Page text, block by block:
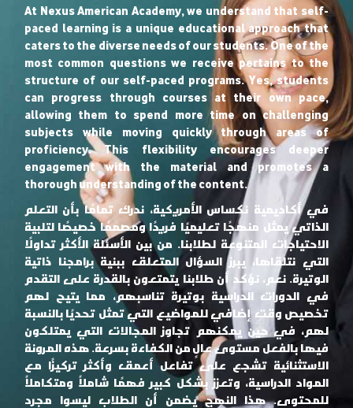
At Nexus American Academy, we understand that self-
paced learning is a unique educational approach that
caters to the diverse needs of our students. One of the
most common questions we receive pertains to the
structure of our self-paced programs. Yes, students
can progress through courses at their own pace,
allowing them to spend more time on challenging
subjects while moving quickly through areas of
proficiency. This flexibility encourages deeper
engagement with the material and promotes a
thorough understanding of the content.
في أكاديمية نكساس الأمريكية، ندرك تمامًا بأن التعلم
الذاتي يمثل منهجًا تعليميًا فريدًا ومصممًا خصيصًا لتلبية
الاحتياجات المتنوعة لطلابنا. من بين الأسئلة الأكثر تداولًا
التي نتلقاها، يبرز السؤال المتعلق ببنية برامجنا ذاتية
الوتيرة. نعم، نؤكد أن طلابنا يتمتعون بالقدرة على التقدم
في الدورات الدراسية بوتيرة تناسبهم، مما يتيح لهم
تخصيص وقت إضافي للمواضيع التي تمثل تحديًا بالنسبة
لهم، في حين يمكنهم تجاوز المجالات التي يمتلكون
فيها بالفعل مستوى عالٍ من الكفاءة بسرعة. هذه المرونة
الاستثنائية تشجع على تفاعل أعمق وأكثر تركيزًا مع
المواد الدراسية، وتعزز بشكل كبير فهمًا شاملاً ومتكاملاً
للمحتوى. هذا النهج يضمن أن الطلاب ليسوا مجرد